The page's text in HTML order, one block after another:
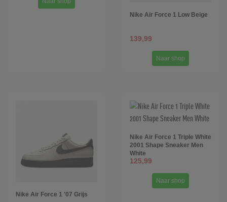
Nike Air Force 1 Low Beige
139,99
Naar shop
Nike Air Force 1 '07 Grijs
Nike Air Force 1 Triple White
2001 Shape Sneaker Men
White
125,99
Naar shop